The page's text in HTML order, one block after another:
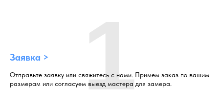
Заявка >
Отправьте заявку или свяжитесь с нами. Примем заказ по вашим
размерам или согласуем выезд мастера для замера.
1